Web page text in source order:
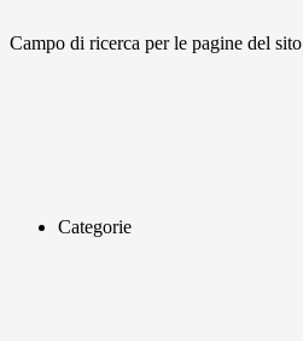
Campo di ricerca per le pagine del sito
Categorie